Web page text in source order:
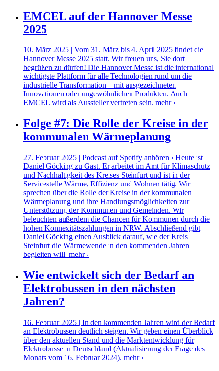
EMCEL auf der Hannover Messe
2025
10. März 2025 | Vom 31. März bis 4. April 2025 findet die
Hannover Messe 2025 statt. Wir freuen uns, Sie dort
begrüßen zu dürfen! Die Hannover Messe ist die international
wichtigste Plattform für alle Technologien rund um die
industrielle Transformation – mit ausgezeichneten
Innovationen oder ungewöhnlichen Produkten. Auch
EMCEL wird als Aussteller vertreten sein. mehr ›
Folge #7: Die Rolle der Kreise in der
kommunalen Wärmeplanung
27. Februar 2025 | Podcast auf Spotify anhören › Heute ist
Daniel Göcking zu Gast. Er arbeitet im Amt für Klimaschutz
und Nachhaltigkeit des Kreises Steinfurt und ist in der
Servicestelle Wärme, Effizienz und Wohnen tätig. Wir
sprechen über die Rolle der Kreise in der kommunalen
Wärmeplanung und ihre Handlungsmöglichkeiten zur
Unterstützung der Kommunen und Gemeinden. Wir
beleuchten außerdem die Chancen für Kommunen durch die
hohen Konnexitätszahlungen in NRW. Abschließend gibt
Daniel Göcking einen Ausblick darauf, wie der Kreis
Steinfurt die Wärmewende in den kommenden Jahren
begleiten will. mehr ›
Wie entwickelt sich der Bedarf an
Elektrobussen in den nächsten
Jahren?
16. Februar 2025 | In den kommenden Jahren wird der Bedarf
an Elektrobussen deutlich steigen. Wir geben einen Überblick
über den aktuellen Stand und die Marktentwicklung für
Elektrobusse in Deutschland (Aktualisierung der Frage des
Monats vom 16. Februar 2024). mehr ›